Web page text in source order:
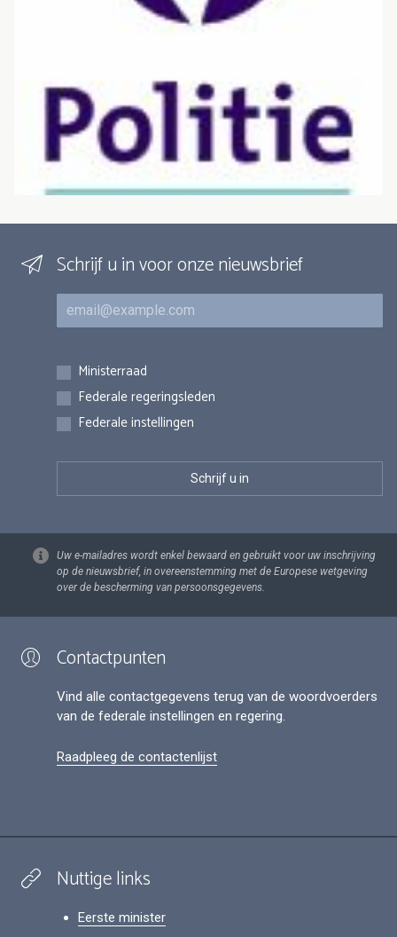
Schrijf u in voor onze nieuwsbrief
E-mail
Inschrijvingen
Ministerraad
Federale regeringsleden
Federale instellingen
Uw e-mailadres wordt enkel bewaard en gebruikt voor uw inschrijving
op de nieuwsbrief, in overeenstemming met de Europese wetgeving
over de bescherming van persoonsgegevens.
Contactpunten
Vind alle contactgegevens terug van de woordvoerders
van de federale instellingen en regering.
Raadpleeg de contactenlijst
Nuttige links
Eerste minister